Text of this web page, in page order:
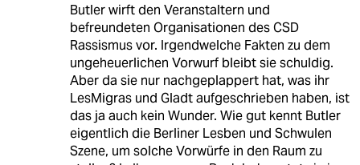
Butler wirft den Veranstaltern und
befreundeten Organisationen des CSD
Rassismus vor. Irgendwelche Fakten zu dem
ungeheuerlichen Vorwurf bleibt sie schuldig.
Aber da sie nur nachgeplappert hat, was ihr
LesMigras und Gladt aufgeschrieben haben, ist
das ja auch kein Wunder. Wie gut kennt Butler
eigentlich die Berliner Lesben und Schwulen
Szene, um solche Vorwürfe in den Raum zu